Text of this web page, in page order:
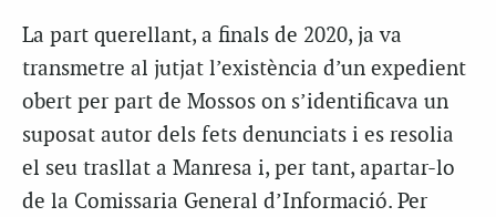
La part querellant, a finals de 2020, ja va
transmetre al jutjat l’existència d’un expedient
obert per part de Mossos on s’identificava un
suposat autor dels fets denunciats i es resolia
el seu trasllat a Manresa i, per tant, apartar-lo
de la Comissaria General d’Informació. Per